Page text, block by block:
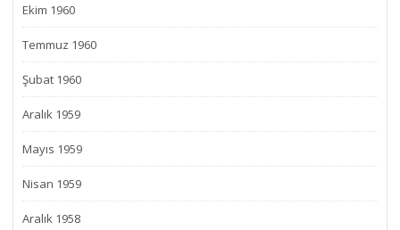
Ekim 1960
Temmuz 1960
Şubat 1960
Aralık 1959
Mayıs 1959
Nisan 1959
Aralık 1958